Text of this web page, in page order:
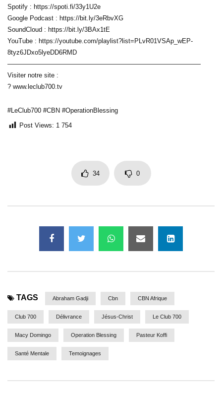
Spotify : https://spoti.fi/33y1U2e
Google Podcast : https://bit.ly/3eRbvXG
SoundCloud : https://bit.ly/3BAx1tE
YouTube : https://youtube.com/playlist?list=PLvR01VSAp_wEP-
8tyz6JDxo5lyeDD6RMD
——————————————————————————————
Visiter notre site :
? www.leclub700.tv
#LeClub700 #CBN #OperationBlessing
Post Views: 1 754
34 0
TAGS Abraham Gadji Cbn CBN Afrique
Club 700 Délivrance Jésus-Christ Le Club 700
Macy Domingo Operation Blessing Pasteur Koffi
Santé Mentale Temoignages